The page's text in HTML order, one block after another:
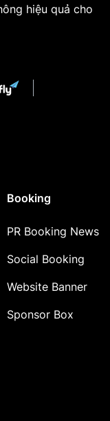
hiệu quả cho
Booking
PR Booking News
Social Booking
Website Banner
Sponsor Box